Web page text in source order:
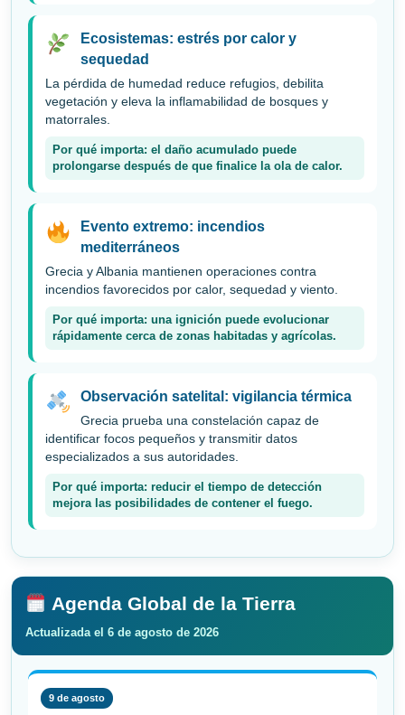
Ecosistemas: estrés por calor y
sequedad
La pérdida de humedad reduce refugios, debilita
vegetación y eleva la inflamabilidad de bosques y
matorrales.
Por qué importa: el daño acumulado puede
prolongarse después de que finalice la ola de calor.
Evento extremo: incendios
mediterráneos
Grecia y Albania mantienen operaciones contra
incendios favorecidos por calor, sequedad y viento.
Por qué importa: una ignición puede evolucionar
rápidamente cerca de zonas habitadas y agrícolas.
Observación satelital: vigilancia térmica
Grecia prueba una constelación capaz de
identificar focos pequeños y transmitir datos
especializados a sus autoridades.
Por qué importa: reducir el tiempo de detección
mejora las posibilidades de contener el fuego.
Agenda Global de la Tierra
Actualizada el 6 de agosto de 2026
9 de agosto